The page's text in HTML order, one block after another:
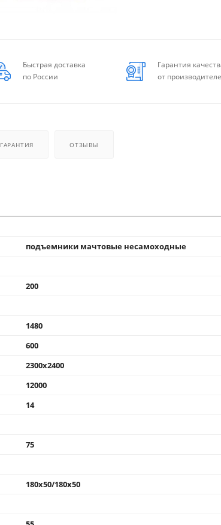
Быстрая доставка
по России
Гарантия
от
ГАРАНТИЯ ОТЗЫВЫ
подъемники мачтовые несамоходные
200
1480
600
2300x2400
12000
14
75
180x50/180x50